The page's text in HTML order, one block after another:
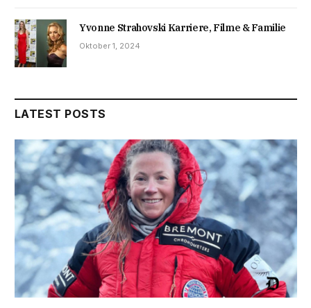
Yvonne Strahovski Karriere, Filme & Familie
Oktober 1, 2024
LATEST POSTS